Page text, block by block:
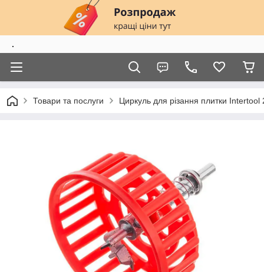
.
Товари та послуги Циркуль для різання плитки